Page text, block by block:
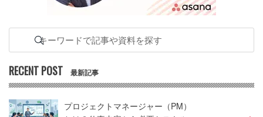
RECENT POST 最新記事
プロジェクトマネージャー（PM）